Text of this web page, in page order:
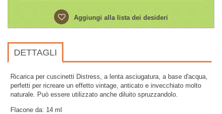
Aggiungi alla lista dei desideri
DETTAGLI
Ricarica per cuscinetti Distress, a lenta asciugatura, a base d'acqua,
perfetti per ricreare un effetto vintage, anticato e invecchiato molto
naturale. Può essere utilizzato anche diluito spruzzandolo.
Flacone da: 14 ml